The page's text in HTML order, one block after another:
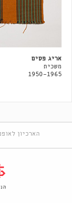
אריג פסים
משכית
1950-1965
הארכיון